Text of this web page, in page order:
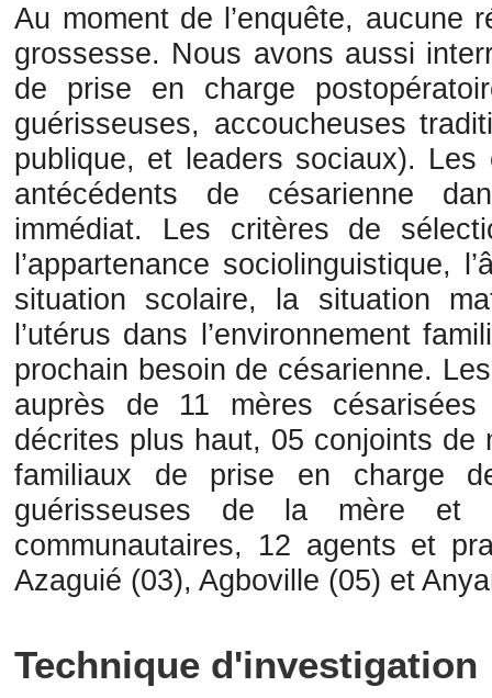
Au moment de l’enquête, aucune
grossesse. Nous avons aussi
de prise en charge
guérisseuses, accoucheuses
publique, et leaders sociaux).
antécédents de césarienne
immédiat. Les critères de
l’appartenance sociolinguistique,
situation scolaire, la situation
l’utérus dans l’environnement
prochain besoin de césarienne.
auprès de 11 mères
décrites plus haut, 05 conjoints de
familiaux de prise en charge
guérisseuses de la mère et
communautaires, 12 agents et
Azaguié (03), Agboville (05) et
Technique d'investigation